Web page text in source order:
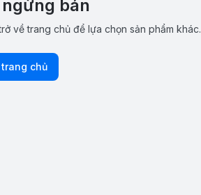
bán
về trang chủ để lựa chọn sản phẩm khác.
chủ